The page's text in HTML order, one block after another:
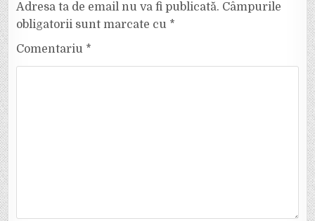
Adresa ta de email nu va fi publicată. Câmpurile
obligatorii sunt marcate cu *
Comentariu *